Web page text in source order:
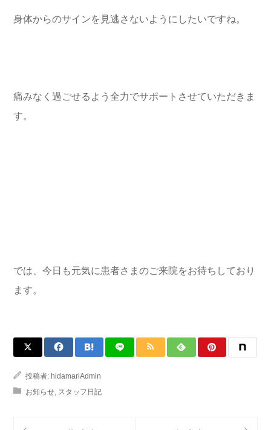
身体からのサインを見逃さないようにしたいですね。
痛みなく過ごせるよう全力でサポートさせていただきま
す。
では、今日も元気に患者さまのご来院をお待ちしており
ます。
投稿者: hidamariAdmin
お知らせ, スタッフ日記